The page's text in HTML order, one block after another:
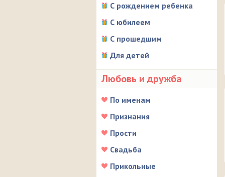
С рождением ребенка
С юбилеем
С прошедшим
Для детей
Любовь и дружба
По именам
Признания
Прости
Свадьба
Прикольные